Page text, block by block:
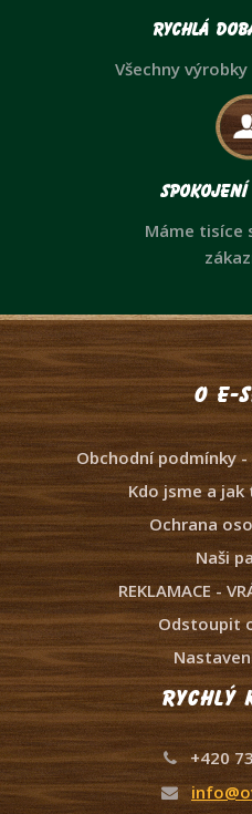
Rychlá
Všechny
Máme tisíce
O e-
Obchodní podmínky -
Kdo jsme a jak
Ochrana
Naši
REKLAMACE -
Odstoupit
Rychlý
+420